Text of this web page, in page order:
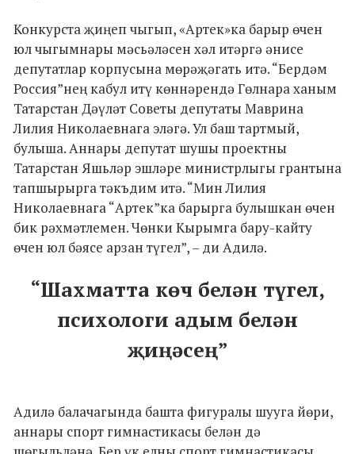
Конкурста җиңеп чыгып, «Артек»ка барыр өчен
юл чыгымнары мәсьәләсен хәл итәргә әнисе
депутатлар корпусына мөрәҗәгать итә. “Бердәм
Россия”нең кабул итү көннәрендә Гөлнара ханым
Татарстан Дәүләт Советы депутаты Маврина
Лилия Николаевнага эләгә. Ул баш тартмый,
булыша. Аннары депутат шушы проектны
Татарстан Яшьләр эшләре министрлыгы грантына
тапшырырга тәкъдим итә. “Мин Лилия
Николаевнага “Артек”ка барырга булышкан өчен
бик рәхмәтлемен. Чөнки Кырымга бару-кайту
өчен юл бәясе арзан түгел”, – ди Адилә.
“Шахматта көч белән түгел,
психологи адым белән
җиңәсең”
Адилә балачагында башта фигуралы шууга йөри,
аннары спорт гимнастикасы белән дә